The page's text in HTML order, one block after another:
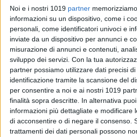
Noi e i nostri 1019 partner
informazioni su un dispositivo, come i
personali, come identificatori univoci e
inviate da un dispositivo per annunci e
misurazione di annunci e contenuti,
sviluppo dei servizi. Con la tua
partner possiamo utilizzare dati precisi
identificazione tramite la scansione del
per consentire a noi e ai nostri 1019
finalità sopra descritte. In alternativa
informazioni più dettagliate e modificare
di acconsentire o di negare il consenso.
trattamenti dei dati personali possono